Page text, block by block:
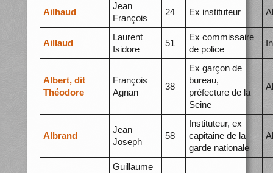
Ailhaud
Jean
François
24 Ex instituteur
Aillaud
Laurent
Isidore
51
Ex commissaire
de police
Albert, dit
Théodore
François
Agnan
38
Ex garçon de
bureau,
préfecture de la
Seine
Albrand
Jean
Joseph
58
Instituteur, ex
capitaine de la
garde nationale
Guillaume